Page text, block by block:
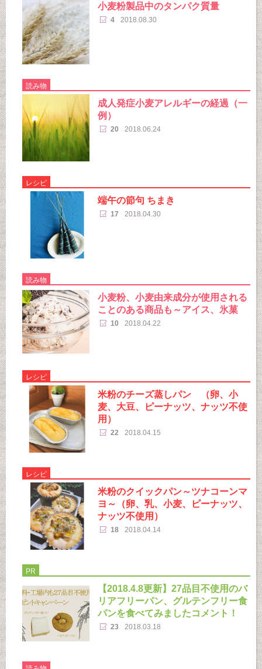
小麦粉製品中のタンパク質量
4 2018.08.30
読み物
成人発症小麦アレルギーの経過（一
例）
20 2018.06.24
レシピ
端午の節句 ちまき
17 2018.04.30
読み物
小麦粉、小麦由来成分が使用される
ことのある商品も～アイス、氷菓
10 2018.04.22
レシピ
米粉のチーズ蒸しパン （卵、小
麦、大豆、ピーナッツ、ナッツ不使
用）
22 2018.04.15
レシピ
米粉のクイックパン～ツナコーンマ
ヨ～（卵、乳、小麦、ピーナッツ、
ナッツ不使用）
18 2018.04.14
PR
【2018.4.8更新】27品目不使用のバ
リアフリーパン、グルテンフリー食
パンを食べてみましたコメント！
23 2018.03.18